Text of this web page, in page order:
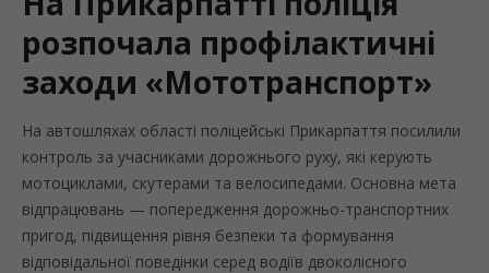
розпочала профілактичні
заходи «Мототранспорт»
На автошляхах області поліцейські Прикарпаття посилили
контроль за учасниками дорожнього руху, які керують
мотоциклами, скутерами та велосипедами. Основна мета
відпрацювань — попередження дорожньо-транспортних
пригод, підвищення рівня безпеки та формування
відповідальної поведінки серед водіїв двоколісного